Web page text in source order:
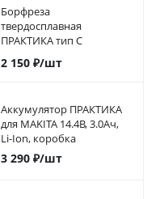
Борфреза
твердосплавная
ПРАКТИКА тип C
цилиндрическая с
закруглением,12 х 25 мм,
2 150₽/шт
Аккумулятор ПРАКТИКА
для MAKITA 14.4В, 3.0Ач,
Li-Ion, коробка
3 290₽/шт